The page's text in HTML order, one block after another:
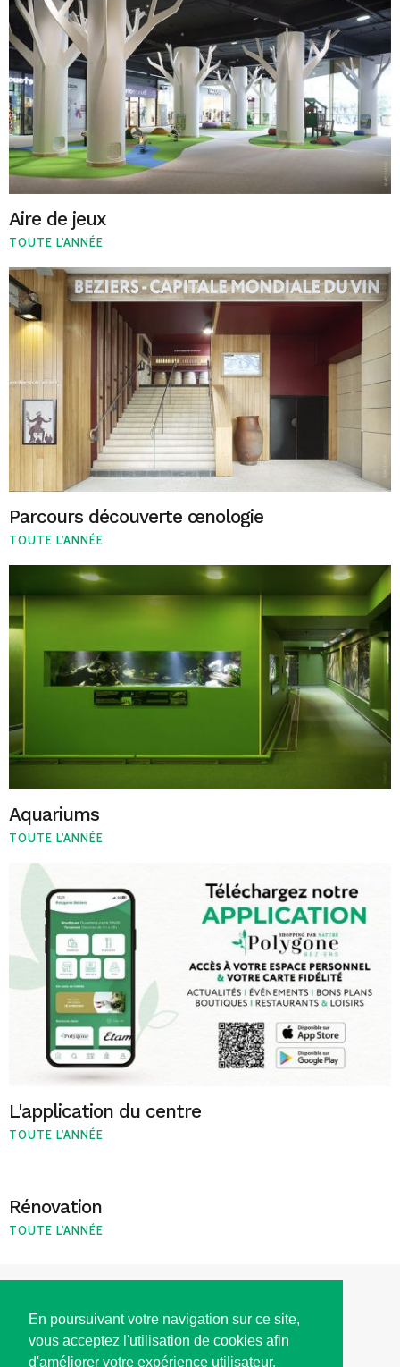
En poursuivant votre navigation sur ce site,
vous acceptez l'utilisation de cookies afin
d'améliorer votre expérience utilisateur.
Aire de jeux
TOUTE L'ANNÉE
Parcours découverte œnologie
TOUTE L'ANNÉE
Aquariums
TOUTE L'ANNÉE
L'application du centre
TOUTE L'ANNÉE
Rénovation
TOUTE L'ANNÉE
HORAIRES D'OUVERTURE